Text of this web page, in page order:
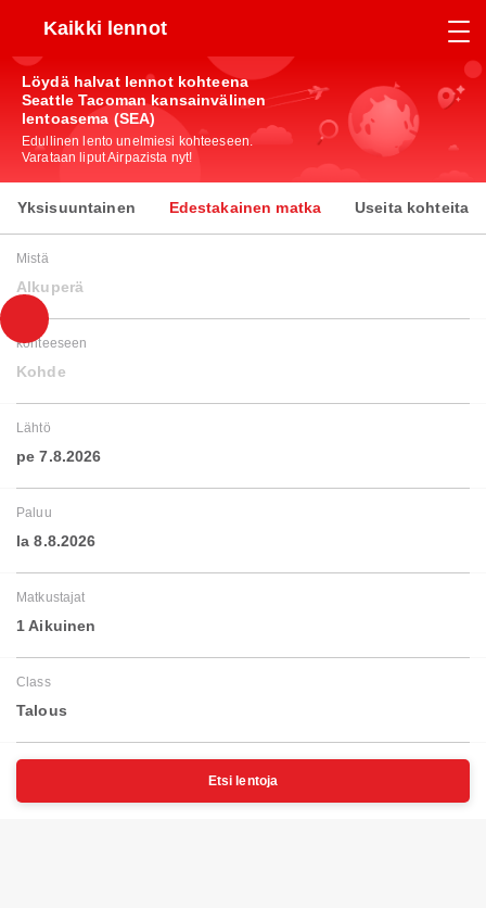
Kaikki lennot
Löydä halvat lennot kohteena
Seattle Tacoman kansainvälinen
lentoasema (SEA)
Edullinen lento unelmiesi kohteeseen.
Varataan liput Airpazista nyt!
Yksisuuntainen Edestakainen matka Useita kohteita
Mistä
Alkuperä
kohteeseen
Kohde
Lähtö
pe 7.8.2026
Paluu
la 8.8.2026
Matkustajat
1 Aikuinen
Class
Talous
Etsi lentoja